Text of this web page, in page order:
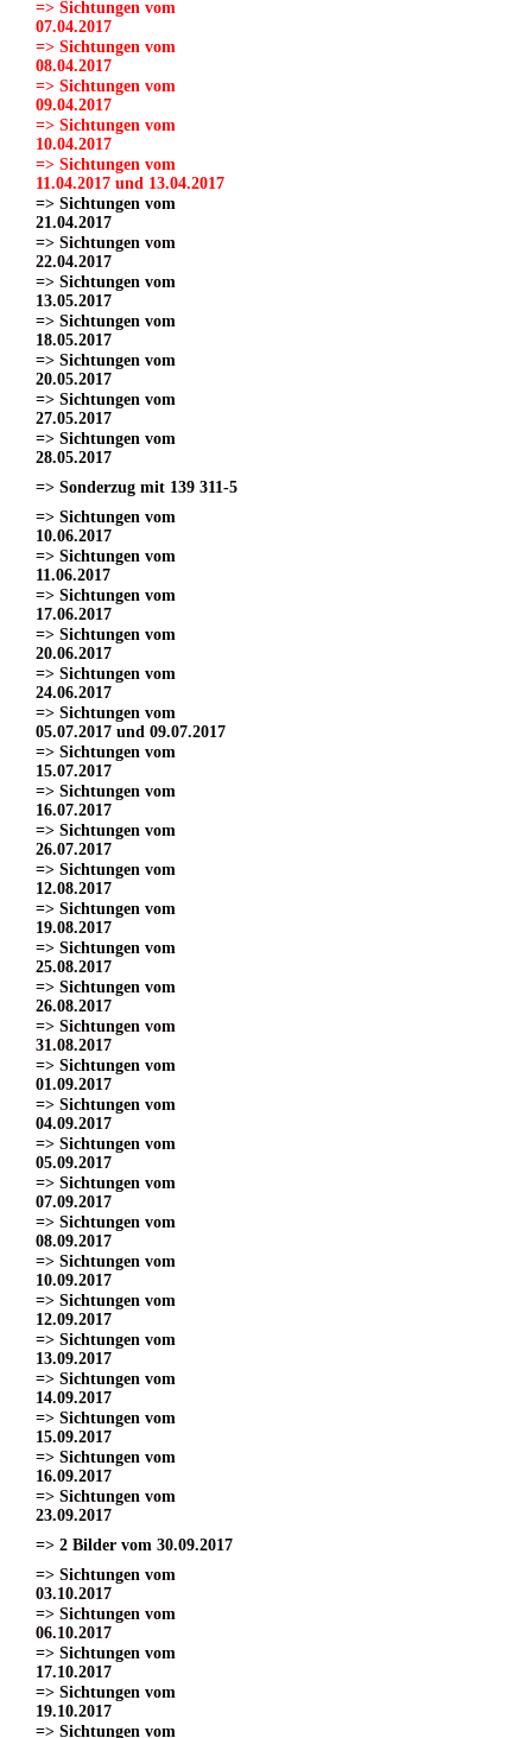
=> Sichtungen vom
07.04.2017
=> Sichtungen vom
08.04.2017
=> Sichtungen vom
09.04.2017
=> Sichtungen vom
10.04.2017
=> Sichtungen vom
11.04.2017 und 13.04.2017
=> Sichtungen vom
21.04.2017
=> Sichtungen vom
22.04.2017
=> Sichtungen vom
13.05.2017
=> Sichtungen vom
18.05.2017
=> Sichtungen vom
20.05.2017
=> Sichtungen vom
27.05.2017
=> Sichtungen vom
28.05.2017
=> Sonderzug mit 139 311-5
=> Sichtungen vom
10.06.2017
=> Sichtungen vom
11.06.2017
=> Sichtungen vom
17.06.2017
=> Sichtungen vom
20.06.2017
=> Sichtungen vom
24.06.2017
=> Sichtungen vom
05.07.2017 und 09.07.2017
=> Sichtungen vom
15.07.2017
=> Sichtungen vom
16.07.2017
=> Sichtungen vom
26.07.2017
=> Sichtungen vom
12.08.2017
=> Sichtungen vom
19.08.2017
=> Sichtungen vom
25.08.2017
=> Sichtungen vom
26.08.2017
=> Sichtungen vom
31.08.2017
=> Sichtungen vom
01.09.2017
=> Sichtungen vom
04.09.2017
=> Sichtungen vom
05.09.2017
=> Sichtungen vom
07.09.2017
=> Sichtungen vom
08.09.2017
=> Sichtungen vom
10.09.2017
=> Sichtungen vom
12.09.2017
=> Sichtungen vom
13.09.2017
=> Sichtungen vom
14.09.2017
=> Sichtungen vom
15.09.2017
=> Sichtungen vom
16.09.2017
=> Sichtungen vom
23.09.2017
=> 2 Bilder vom 30.09.2017
=> Sichtungen vom
03.10.2017
=> Sichtungen vom
06.10.2017
=> Sichtungen vom
17.10.2017
=> Sichtungen vom
19.10.2017
=> Sichtungen vom